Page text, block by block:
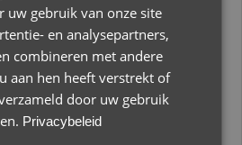
aan winkelwagen
uw gebruik van onze site
en analysepartners,
combineren met andere
aan hen heeft verstrekt of
door uw gebruik
Privacybeleid